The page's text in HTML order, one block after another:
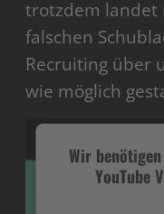
trotzdem landet
falschen
Recruiting über
wie möglich
Wir
YouTube